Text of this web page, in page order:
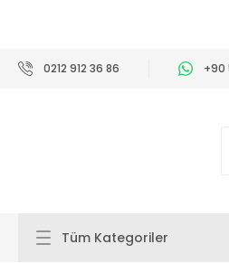
0212 912 36 86 +90
Tüm Kategoriler